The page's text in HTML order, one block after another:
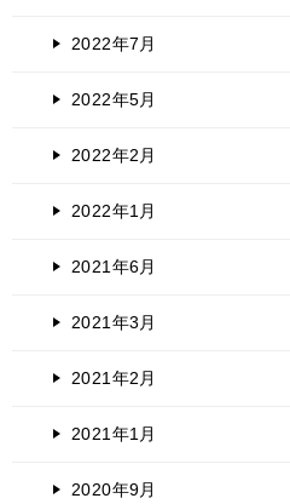
2022年7月
2022年5月
2022年2月
2022年1月
2021年6月
2021年3月
2021年2月
2021年1月
2020年9月